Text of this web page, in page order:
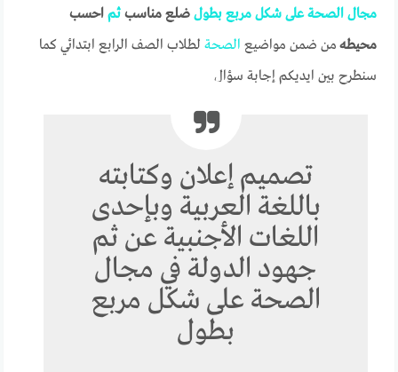
مجال الصحة على شكل مربع بطول ضلع مناسبثم احسب
محيطه من ضمن مواضيع الصحة لطلاب الصف الرابع ابتدائي كما
سنطرح بين ايديكم إجابة سؤال
تصميم إعلان وكتابته
باللغة العربية وبإحدى
اللغات الأجنبية عن ثم
جهود الدولة في مجال
الصحة على شكل مربع
بطول